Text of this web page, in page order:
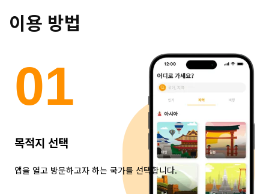
이용 방법
01
목적지 선택
앱을 열고 방문하고자 하는 국가를 선택합니다.